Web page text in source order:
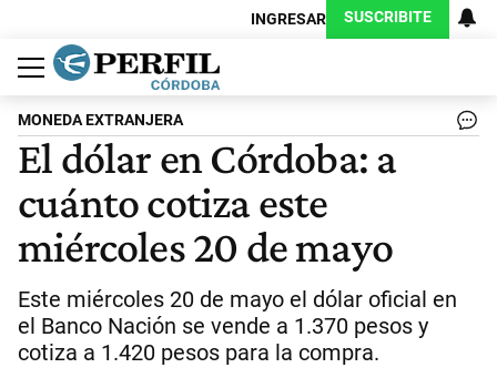
INGRESAR SUSCRIBITE
Política
Economía
Judiciales
Sociedad
Cultura
Espectáculos
Deportes
Protagonistas
MONEDA EXTRANJERA
El dólar en Córdoba: a
cuánto cotiza este
miércoles 20 de mayo
Este miércoles 20 de mayo el dólar oficial en
el Banco Nación se vende a 1.370 pesos y
cotiza a 1.420 pesos para la compra.